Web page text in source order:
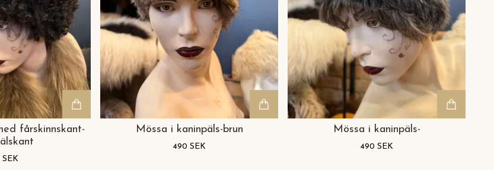
fårskinnskant-
Mössa i kaninpäls-brun
490 SEK
Mössa i kaninpäls-
490 SEK